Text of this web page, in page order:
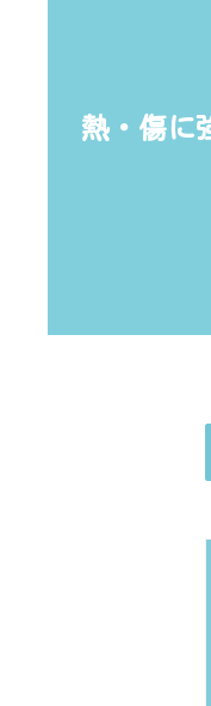
熱・傷に